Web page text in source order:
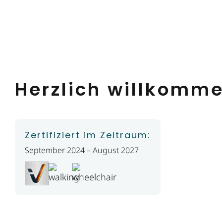
Herzlich
Zertifiziert im Zeitraum:
September 2024 – August 2027